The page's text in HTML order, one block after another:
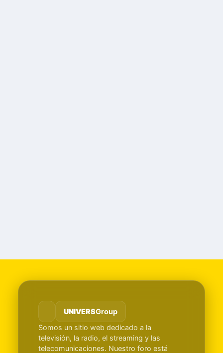
UNIVERSGroup
Somos un sitio web dedicado a la
televisión, la radio, el streaming y las
telecomunicaciones. Nuestro foro está